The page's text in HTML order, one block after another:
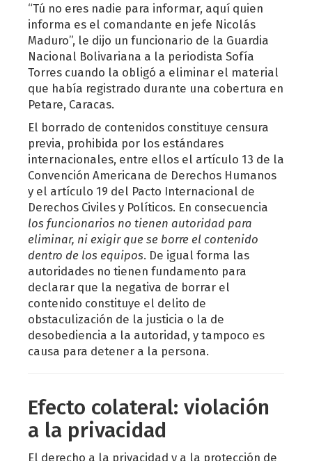
“Tú no eres nadie para informar, aquí quien
informa es el comandante en jefe Nicolás
Maduro”, le dijo un funcionario de la Guardia
Nacional Bolivariana a la periodista Sofía
Torres cuando la obligó a eliminar el material
que había registrado durante una cobertura en
Petare, Caracas.
El borrado de contenidos constituye censura
previa, prohibida por los estándares
internacionales, entre ellos el artículo 13 de la
Convención Americana de Derechos Humanos
y el artículo 19 del Pacto Internacional de
Derechos Civiles y Políticos. En consecuencia
los funcionarios no tienen autoridad para
eliminar, ni exigir que se borre el contenido
dentro de los equipos. De igual forma las
autoridades no tienen fundamento para
declarar que la negativa de borrar el
contenido constituye el delito de
obstaculización de la justicia o la de
desobediencia a la autoridad, y tampoco es
causa para detener a la persona.
Efecto colateral: violación
a la privacidad
El derecho a la privacidad y a la protección de